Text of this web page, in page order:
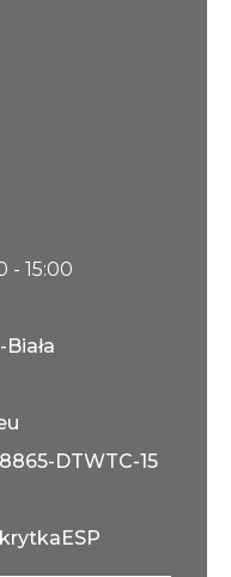
- 15:00
DTWTC-15